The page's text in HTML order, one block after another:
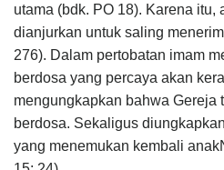
utama (bdk. PO 18). Karena itu,
dianjurkan untuk saling
276). Dalam pertobatan imam
berdosa yang percaya akan
mengungkapkan bahwa Gereja
berdosa. Sekaligus
yang menemukan kembali